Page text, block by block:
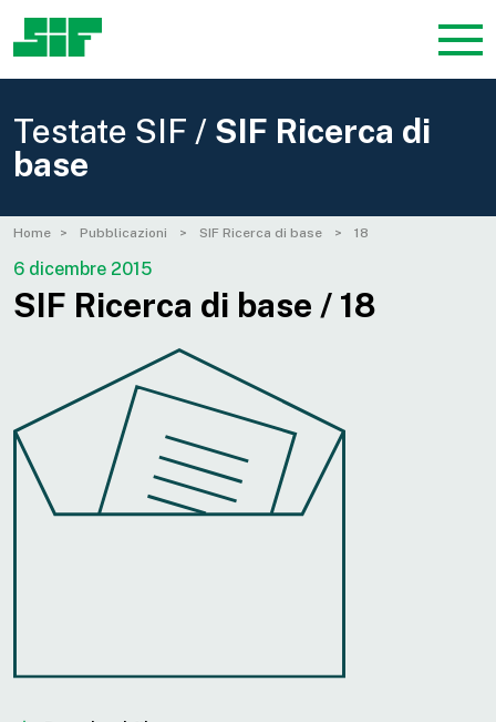
Testate SIF / SIF Ricerca di
base
Home Pubblicazioni SIF Ricerca di base 18
6 dicembre 2015
SIF Ricerca di base / 18